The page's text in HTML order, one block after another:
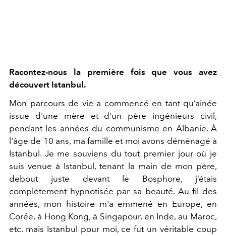
Racontez-nous la première fois que vous avez
découvert Istanbul.
Mon parcours de vie a commencé en tant qu’ainée
issue d'une mère et d'un père ingénieurs civil,
pendant les années du communisme en Albanie. À
l'âge de 10 ans, ma famille et moi avons déménagé à
Istanbul. Je me souviens du tout premier jour où je
suis venue à Istanbul, tenant la main de mon père,
debout juste devant le Bosphore, j’étais
complètement hypnotisée par sa beauté. Au fil des
années, mon histoire m'a emmené en Europe, en
Corée, à Hong Kong, à Singapour, en Inde, au Maroc,
etc. mais Istanbul pour moi, ce fut un véritable coup